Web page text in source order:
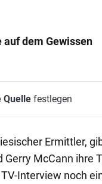
dem Gewissen
Quellefestlegen
Ermittler,
Gerry McCann ihre
Interview noch